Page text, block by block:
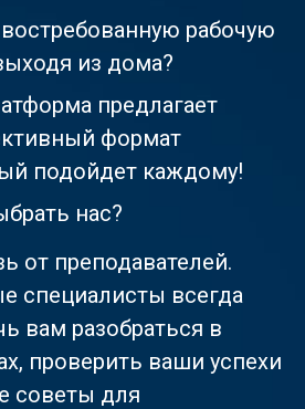
рабочую
из дома?
предлагает
формат
подойдет каждому!
нас?
от преподавателей.
специалисты всегда
вам разобраться в
проверить ваши успехи
советы для